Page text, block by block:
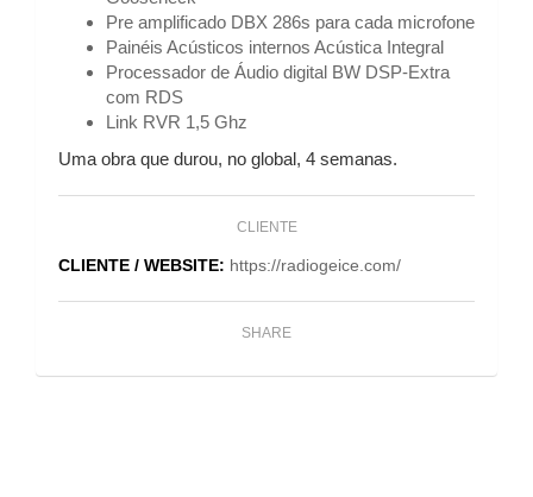
Pre amplificado DBX 286s para cada microfone
Painéis Acústicos internos Acústica Integral
Processador de Áudio digital BW DSP-Extra
com RDS
Link RVR 1,5 Ghz
Uma obra que durou, no global, 4 semanas.
CLIENTE
CLIENTE / WEBSITE: https://radiogeice.com/
SHARE